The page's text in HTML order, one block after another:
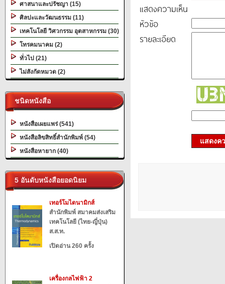
ศาสนาและปรัชญา (15)
ศิลปะและวัฒนธรรม (11)
เทคโนโลยี วิศวกรรม อุตสาหกรรม (30)
โทรคมนาคม (2)
ทั่วไป (21)
ไม่สังกัดหมวด (2)
ชนิดหนังสือ
หนังสือเผยแพร่ (541)
หนังสือลิขสิทธิ์สำนักพิมพ์ (54)
หนังสือหายาก (40)
5 อันดับหนังสือยอดนิยม
เทอร์โมไดนามิกส์
สำนักพิมพ์ สมาคมส่งเสริม
เทคโนโลยี (ไทย-ญี่ปุ่น)
ส.ส.ท.
เปิดอ่าน 260 ครั้ง
เครื่องกลไฟฟ้า 2
แสดงความเห็น
หัวข้อ
รายละเอียด
แสดงค